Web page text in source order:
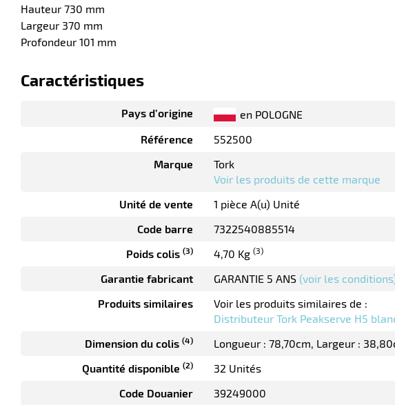
Hauteur 730 mm
Largeur 370 mm
Profondeur 101 mm
Caractéristiques
Pays d’origine
en POLOGNE
Référence
552500
Marque
Tork
Voir les produits de cette marque
Unité de vente
1 pièce A(u) Unité
Code barre
7322540885514
Poids colis (3) 4,70 Kg (3)
Garantie fabricant GARANTIE 5 ANS (voir les
Produits similaires
Voir les produits similaires de :
Distributeur Tork Peakserve H5
Dimension du colis (4) Longueur : 78,70cm Largeur :
Quantité disponible (2)
32 Unités
Code Douanier
39249000